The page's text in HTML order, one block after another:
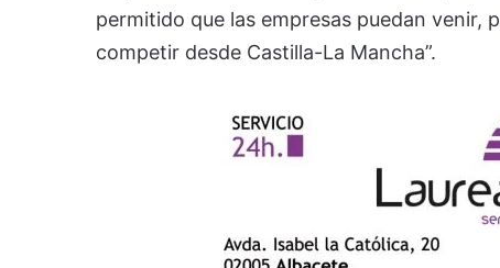
permitido que las empresas puedan venir,
competir desde Castilla-La Mancha”.